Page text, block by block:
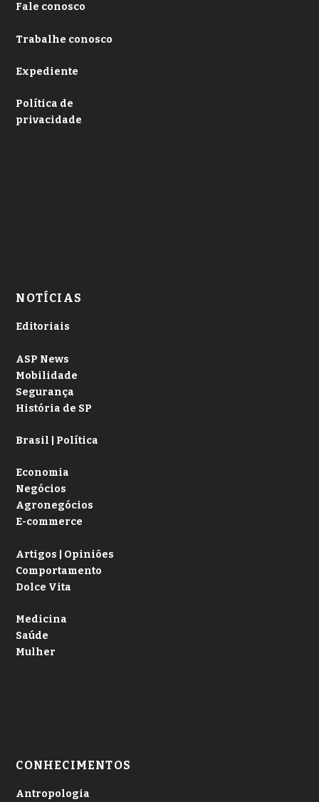
Fale conosco
Trabalhe conosco
Expediente
Política de
privacidade
NOTÍCIAS
Editoriais
ASP News
Mobilidade
Segurança
História de SP
Brasil | Política
Economia
Negócios
Agronegócios
E-commerce
Artigos | Opiniões
Comportamento
Dolce Vita
Medicina
Saúde
Mulher
CONHECIMENTOS
Antropologia